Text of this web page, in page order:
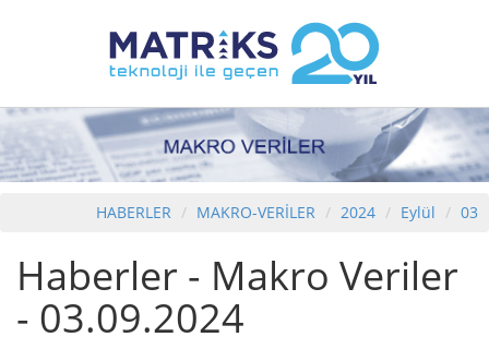
HABERLER MAKRO-VERİLER 2024 Eylül 03
Haberler - Makro Veriler
- 03.09.2024